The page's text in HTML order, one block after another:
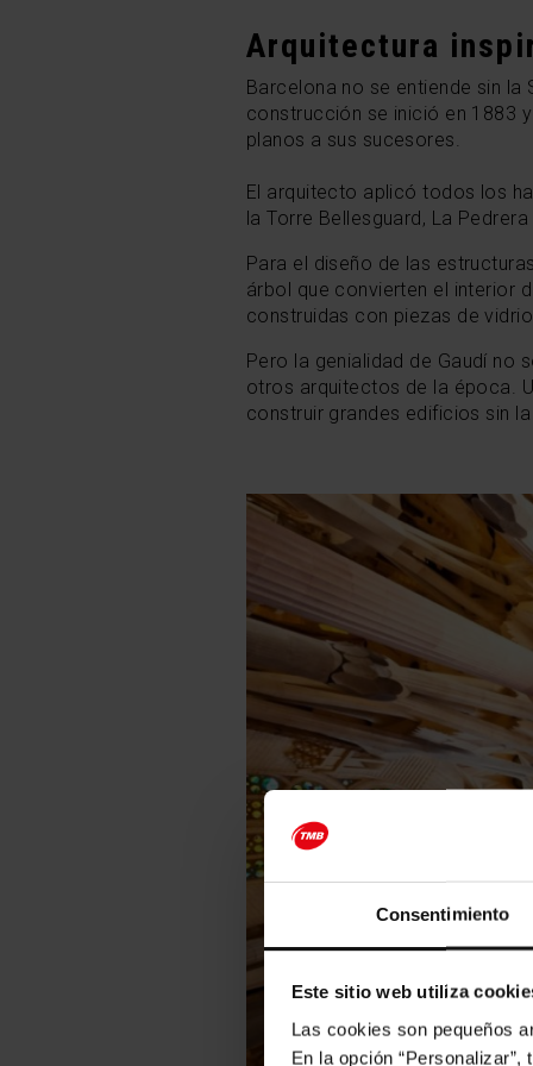
Consentimiento
Este sitio web utiliza
Las cookies son pequeños
En la opción
Arquitectura
Barcelona no se entiende sin la
construcción se inició en 1883
planos a sus sucesores.
El arquitecto aplicó todos los
la Torre Bellesguard, La
Para el diseño de las
árbol que convierten el interior
construidas con piezas de
Pero la genialidad de Gaudí no
otros arquitectos de la época.
construir grandes edificios sin